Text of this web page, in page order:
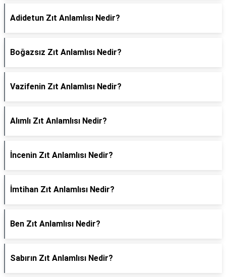
Adidetun Zıt Anlamlısı Nedir?
Boğazsız Zıt Anlamlısı Nedir?
Vazifenin Zıt Anlamlısı Nedir?
Alımlı Zıt Anlamlısı Nedir?
İncenin Zıt Anlamlısı Nedir?
İmtihan Zıt Anlamlısı Nedir?
Ben Zıt Anlamlısı Nedir?
Sabırın Zıt Anlamlısı Nedir?